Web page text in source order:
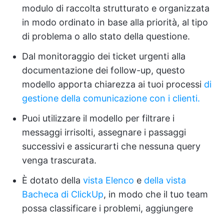
modulo di raccolta strutturato e organizzata
in modo ordinato in base alla priorità, al tipo
di problema o allo stato della questione.
Dal monitoraggio dei ticket urgenti alla
documentazione dei follow-up, questo
modello apporta chiarezza ai tuoi processi di
gestione della comunicazione con i clienti.
Puoi utilizzare il modello per filtrare i
messaggi irrisolti, assegnare i passaggi
successivi e assicurarti che nessuna query
venga trascurata.
È dotato della vista Elenco e della vista
Bacheca di ClickUp, in modo che il tuo team
possa classificare i problemi, aggiungere